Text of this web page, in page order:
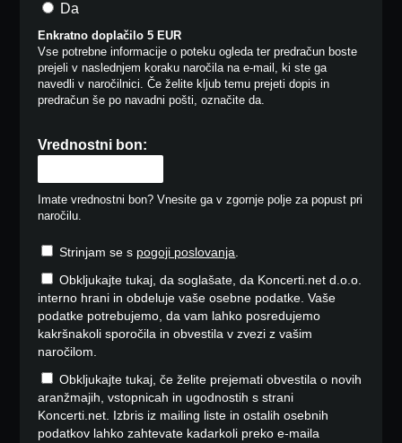
Da
Enkratno doplačilo 5 EUR
Vse potrebne informacije o poteku ogleda ter predračun boste
prejeli v naslednjem koraku naročila na e-mail, ki ste ga
navedli v naročilnici. Če želite kljub temu prejeti dopis in
predračun še po navadni pošti, označite da.
Vrednostni bon:
Imate vrednostni bon? Vnesite ga v zgornje polje za popust pri
naročilu.
Strinjam se s pogoji poslovanja.
Obkljukajte tukaj, da soglašate, da Koncerti.net d.o.o.
interno hrani in obdeluje vaše osebne podatke. Vaše
podatke potrebujemo, da vam lahko posredujemo
kakršnakoli sporočila in obvestila v zvezi z vašim
naročilom.
Obkljukajte tukaj, če želite prejemati obvestila o novih
aranžmajih, vstopnicah in ugodnostih s strani
Koncerti.net. Izbris iz mailing liste in ostalih osebnih
podatkov lahko zahtevate kadarkoli preko e-maila